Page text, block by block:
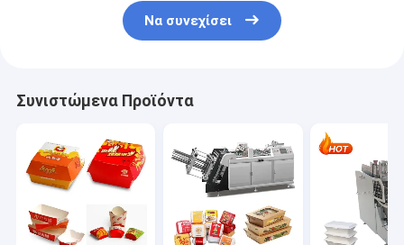
Να συνεχίσει
Συνιστώμενα Προϊόντα